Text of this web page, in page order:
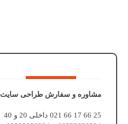
مشاوره و سفارش طراحی سایت
25 66 17 66 021 داخلی 20 و 40